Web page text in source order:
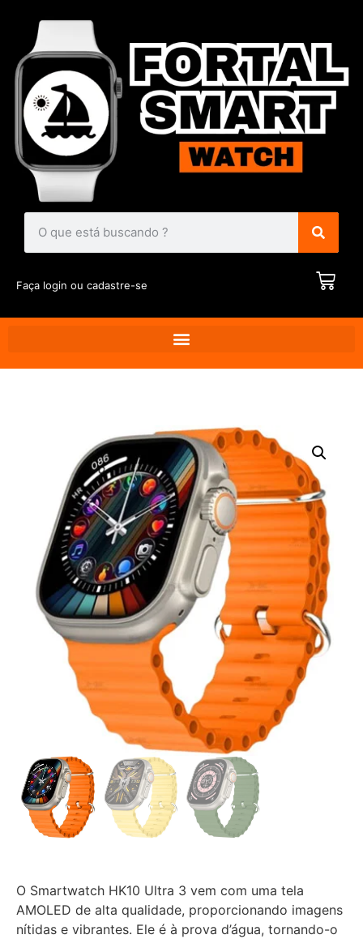
Faça login ou cadastre-se
O Smartwatch HK10 Ultra 3 vem com uma tela
AMOLED de alta qualidade, proporcionando imagens
nítidas e vibrantes. Ele é à prova d’água, tornando-o